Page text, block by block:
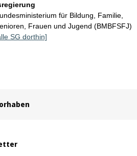
für Bildung, Familie,
Frauen und Jugend (BMBFSFJ)
SG dorthin]